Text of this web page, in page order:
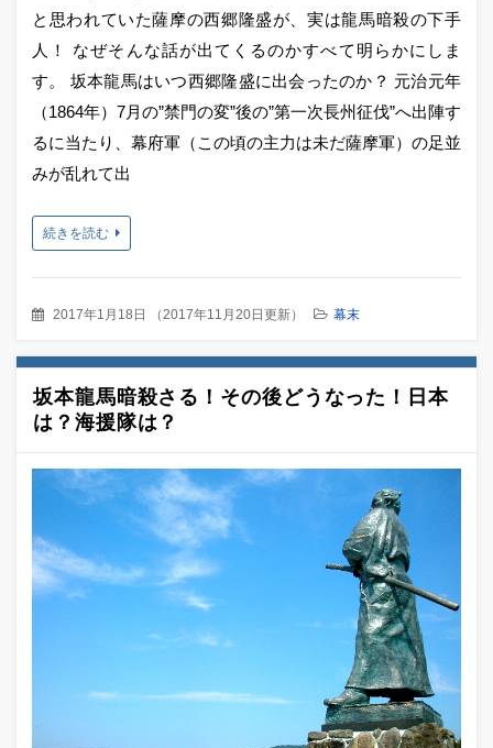
と思われていた薩摩の西郷隆盛が、実は龍馬暗殺の下手
人！ なぜそんな話が出てくるのかすべて明らかにしま
す。 坂本龍馬はいつ西郷隆盛に出会ったのか？ 元治元年
（1864年）7月の”禁門の変”後の”第一次長州征伐”へ出陣す
るに当たり、幕府軍（この頃の主力は未だ薩摩軍）の足並
みが乱れて出
続きを読む
2017年1月18日 （2017年11月20日更新） 幕末
坂本龍馬暗殺さる！その後どうなった！日本
は？海援隊は？